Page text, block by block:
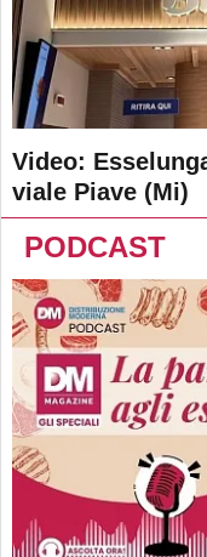
Video:
viale Piave (Mi)
PODCAST